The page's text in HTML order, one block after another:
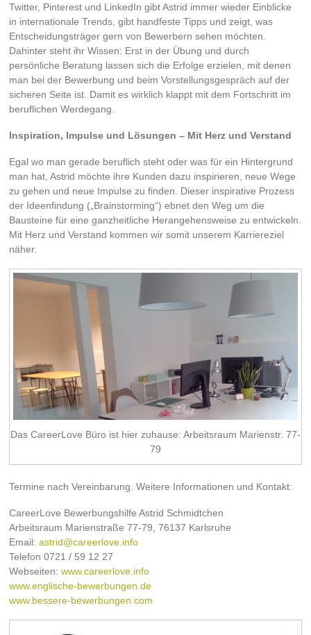
Twitter, Pinterest und LinkedIn gibt Astrid immer wieder Einblicke
in internationale Trends, gibt handfeste Tipps und zeigt, was
Entscheidungsträger gern von Bewerbern sehen möchten.
Dahinter steht ihr Wissen: Erst in der Übung und durch
persönliche Beratung lassen sich die Erfolge erzielen, mit denen
man bei der Bewerbung und beim Vorstellungsgespräch auf der
sicheren Seite ist. Damit es wirklich klappt mit dem Fortschritt im
beruflichen Werdegang.
Inspiration, Impulse und Lösungen – Mit Herz und Verstand
Egal wo man gerade beruflich steht oder was für ein Hintergrund
man hat, Astrid möchte ihre Kunden dazu inspirieren, neue Wege
zu gehen und neue Impulse zu finden. Dieser inspirative Prozess
der Ideenfindung („Brainstorming“) ebnet den Weg um die
Bausteine für eine ganzheitliche Herangehensweise zu entwickeln.
Mit Herz und Verstand kommen wir somit unserem Karriereziel
näher.
Das CareerLove Büro ist hier zuhause: Arbeitsraum Marienstr. 77-
79
Termine nach Vereinbarung. Weitere Informationen und Kontakt:
CareerLove Bewerbungshilfe Astrid Schmidtchen
Arbeitsraum Marienstraße 77-79, 76137 Karlsruhe
Email: astrid@careerlove.info
Telefon 0721 / 59 12 27
Webseiten:www.careerlove.info
www.englische-bewerbungen.de
www.bessere-bewerbungen.com